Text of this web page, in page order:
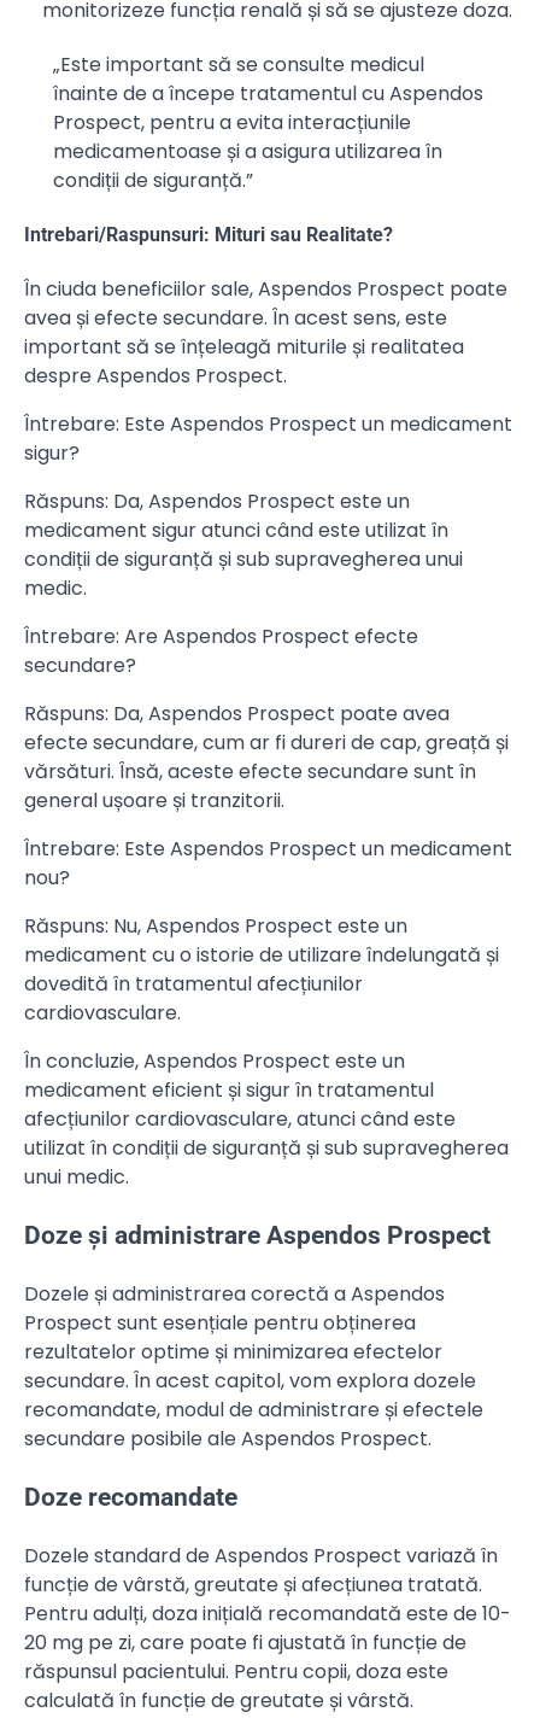
monitorizeze funcția renală și să se ajusteze doza.
„Este important să se consulte medicul
înainte de a începe tratamentul cu Aspendos
Prospect, pentru a evita interacțiunile
medicamentoase și a asigura utilizarea în
condiții de siguranță.”
Intrebari/Raspunsuri: Mituri sau Realitate?
În ciuda beneficiilor sale, Aspendos Prospect poate
avea și efecte secundare. În acest sens, este
important să se înțeleagă miturile și realitatea
despre Aspendos Prospect.
Întrebare: Este Aspendos Prospect un medicament
sigur?
Răspuns: Da, Aspendos Prospect este un
medicament sigur atunci când este utilizat în
condiții de siguranță și sub supravegherea unui
medic.
Întrebare: Are Aspendos Prospect efecte
secundare?
Răspuns: Da, Aspendos Prospect poate avea
efecte secundare, cum ar fi dureri de cap, greață și
vărsături. Însă, aceste efecte secundare sunt în
general ușoare și tranzitorii.
Întrebare: Este Aspendos Prospect un medicament
nou?
Răspuns: Nu, Aspendos Prospect este un
medicament cu o istorie de utilizare îndelungată și
dovedită în tratamentul afecțiunilor
cardiovasculare.
În concluzie, Aspendos Prospect este un
medicament eficient și sigur în tratamentul
afecțiunilor cardiovasculare, atunci când este
utilizat în condiții de siguranță și sub supravegherea
unui medic.
Doze și administrare Aspendos Prospect
Dozele și administrarea corectă a Aspendos
Prospect sunt esențiale pentru obținerea
rezultatelor optime și minimizarea efectelor
secundare. În acest capitol, vom explora dozele
recomandate, modul de administrare și efectele
secundare posibile ale Aspendos Prospect.
Doze recomandate
Dozele standard de Aspendos Prospect variază în
funcție de vârstă, greutate și afecțiunea tratată.
Pentru adulți, doza inițială recomandată este de 10-
20 mg pe zi, care poate fi ajustată în funcție de
răspunsul pacientului. Pentru copii, doza este
calculată în funcție de greutate și vârstă.